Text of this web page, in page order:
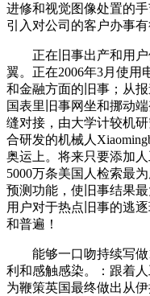
进修和视觉图像处置的
引入对公司的客户办事有
正在旧事出产和用户
翼。正在2006年3月使用
和金融方面的旧事；从
国表里旧事网坐和挪动
缝对接，由大学计较机
合研发的机械人
奥运上。将来只要添加
5000万条美国人检索最
预测功能，使旧事结果
用户对于热点旧事的逃
和普遍！
能够一口吻持续写做
利和感触感染。：跟着
为鞭策英国最终做出从